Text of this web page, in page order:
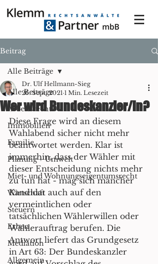
Beitrag
Alle Beiträge
Arbeitsrecht
Immobilien
Familie
Planung + Umwelt
Miet- und Wohnungseigentumsrecht
Wirtschaft
Steuern
Erben
Mediation
Allgemein
Alle Beiträge
Wer wird Bundeskanzler/in?
Dr. Ulf Hellmann-Sieg
26. Sept. 2021 1 Min. Lesezeit
Diese Frage wird an diesem
Wahlabend sicher nicht mehr
beantwortet werden. Klar ist
immerhin, dass der Wähler mit
dieser Entscheidung nichts mehr
zu tun hat - mag sich mancher
Kandidat auch auf den
vermeintlichen oder
tatsächlichen Wählerwillen oder
Wählerauftrag berufen. Die
Antwort liefert das Grundgesetz
in Art 63: Der Bundeskanzler